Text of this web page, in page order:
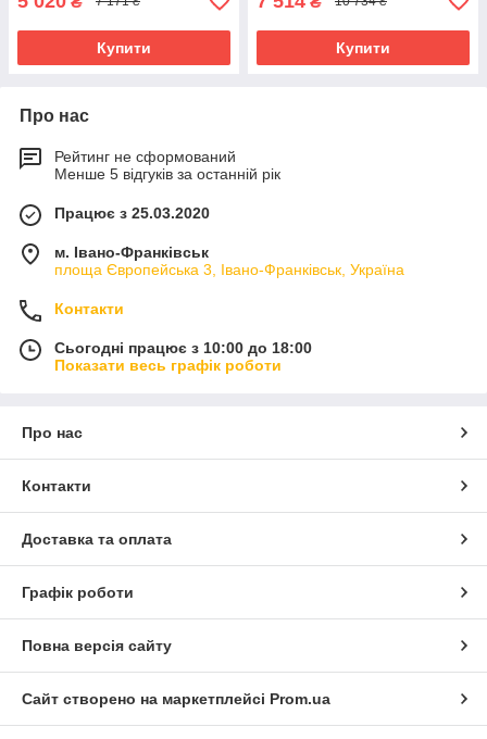
Купити Купити
Про нас
Рейтинг не сформований
Менше 5 відгуків за останній рік
Працює з 25.03.2020
м. Івано-Франківськ
площа Європейська 3, Івано-Франківськ, Україна
Контакти
Сьогодні працює з 10:00 до 18:00
Показати весь графік роботи
Про нас
Контакти
Доставка та оплата
Графік роботи
Повна версія сайту
Сайт створено на маркетплейсі Prom.ua